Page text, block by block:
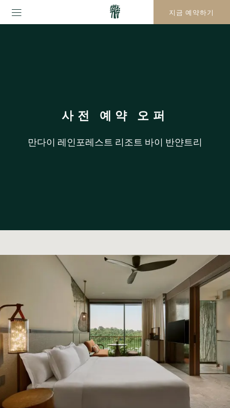
지금 예약하기
사전 예약 오퍼
만다이 레인포레스트 리조트 바이 반얀트리